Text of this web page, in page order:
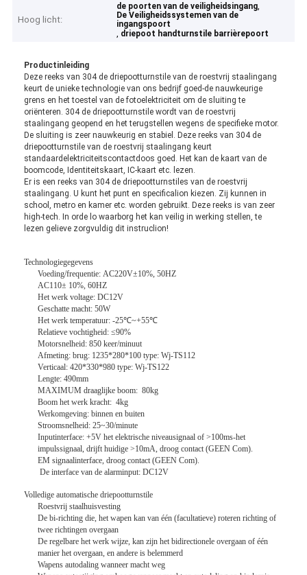
Hoog licht:
de poorten van de veiligheidsingang,
De Veiligheidssystemen van de
ingangspoort
, driepoot handturnstile barrièrepoort
Productinleiding
Deze reeks van 304 de driepootturnstile van de roestvrij staalingang
keurt de unieke technologie van ons bedrijf goed-de nauwkeurige
grens en het toestel van de fotoelektriciteit om de sluiting te
oriënteren. 304 de driepootturnstile wordt van de roestvrij
staalingang geopend en het terugstellen wegens de specifieke motor.
De sluiting is zeer nauwkeurig en stabiel. Deze reeks van 304 de
driepootturnstile van de roestvrij staalingang keurt
standaardelektriciteitscontactdoos goed. Het kan de kaart van de
boomcode, Identiteitskaart, IC-kaart etc. lezen.
Er is een reeks van 304 de driepootturnstiles van de roestvrij
staalingang. U kunt het punt en specificalion kiezen. Zij kunnen in
school, metro en kamer etc. worden gebruikt. Deze reeks is van zeer
high-tech. In orde lo waarborg het kan veilig in werking stellen, te
lezen gelieve zorgvuldig dit instruclion!
Technologiegegevens
Voeding/frequentie: AC220V±10%, 50HZ
AC110± 10%, 60HZ
Het werk voltage: DC12V
Geschatte macht: 50W
Het werk temperatuur: -25℃~+55℃
Relatieve vochtigheid: ≤90%
Motorsnelheid: 850 keer/minuut
Afmeting: brug: 1235*280*100 type: Wj-TS112
Verticaal: 420*330*980 type: Wj-TS122
Lengte: 490mm
MAXIMUM draaglijke boom: 80kg
Boom het werk kracht: 4kg
Werkomgeving: binnen en buiten
Stroomsnelheid: 25~30/minute
Inputinterface: +5V het elektrische niveausignaal of >100ms-het
impulssignaal, drijft huidige >10mA, droog contact (GEEN Com).
EM signaalinterface, droog contact (GEEN Com).
De interface van de alarminput: DC12V
Volledige automatische driepootturnstile
Roestvrij staalhuisvesting
De bi-richting die, het wapen kan van één (facultatieve) roteren richting of
twee richtingen overgaan
De regelbare het werk wijze, kan zijn het bidirectionele overgaan of één
manier het overgaan, en andere is belemmerd
Wapens autodaling wanneer macht weg